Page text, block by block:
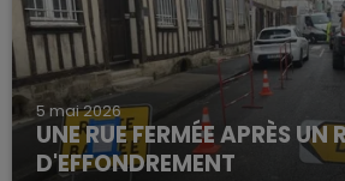
5 mai 2026
UNE RUE FERMÉE APRÈS UN
D'EFFONDREMENT